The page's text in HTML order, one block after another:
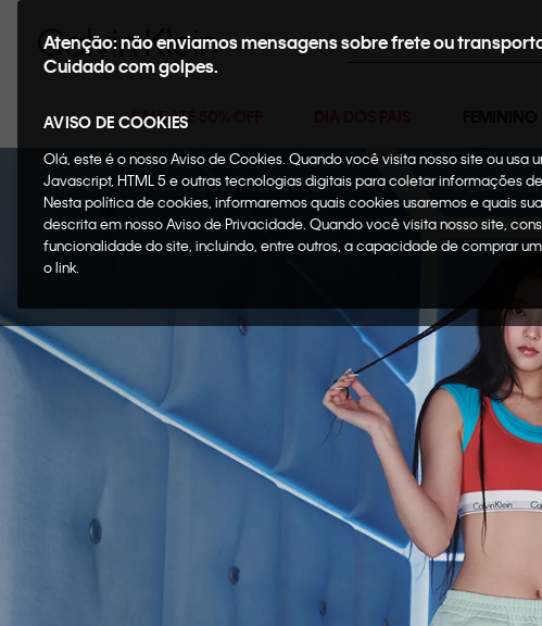
Buscar
SALE ATÉ 50% OFF
Atenção: não enviamos mensagens sobre frete ou
Cuidado com golpes.
AVISO DE COOKIES
Olá, este é o nosso Aviso de Cookies. Quando você visita nosso site ou
Javascript, HTML 5 e outras tecnologias digitais para coletar informações
Nesta política de cookies, informaremos quais cookies usaremos e quais
descrita em nosso Aviso de Privacidade. Quando você visita nosso site,
funcionalidade do site, incluindo, entre outros, a capacidade de comprar
o link.